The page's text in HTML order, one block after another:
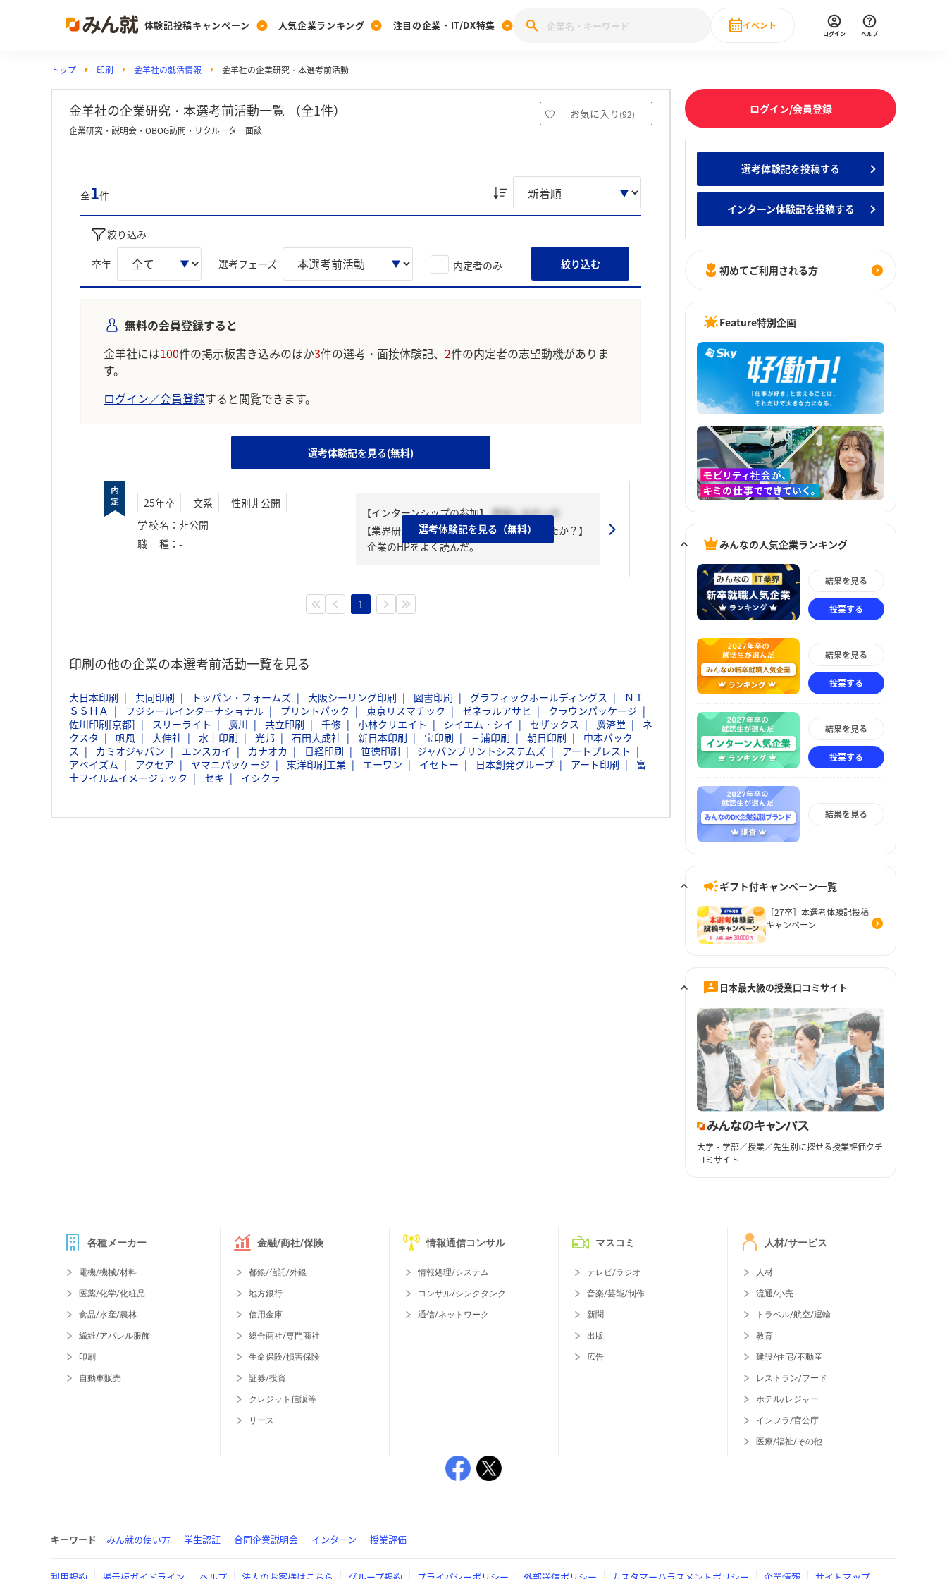
体験記投稿キャンペーン
Post
投稿する
[27卒] 本選考体験記投稿キャンペーン
人気企業ランキング
Ranking
ランキングを見る
Vote みんなの新卒就職人気企業ランキング みんなのインターン人気企業ランキ
注目の企業・IT/DX特集
PickUp
注目の企業特集
28卒 IT・DX現場社員インタビュー
イベント
直近のイベント一覧
ログイン ヘルプ
トップ 印刷 金羊社の就活情報 金羊社の企業研究・本選考前活動
金羊社の企業研究・本選考前活動一覧 （全1件） お気に入り (92)
企業研究・説明会・OBOG訪問・リクルーター面談
全1件
絞り込み
卒年 選考フェーズ 内定者のみ 絞り込む
無料の会員登録すると
金羊社には100件の掲示板書き込みのほか3件の選考・面接体験記、 2件の内定者の志望動機がありま
す。
ログイン／会員登録すると閲覧できます。
選考体験記を見る(無料)
25年卒 文系
性別非公開
学校名 ： 非公開
職種 ： -
【インターンシップの参加】 参加しなかった
【業界研究・企業研究はどんな風にしましたか？】
企業のHPをよく読んだ。
選考体験記を見る（無料）
1
印刷の他の企業の本選考前活動一覧を見る
大日本印刷 共同印刷 トッパン・フォームズ 大阪シーリング印刷 図書印刷 グラフィックホールディングス
ＮＩ
ＳＳＨＡ
フジシールインターナショナル プリントパック 東京リスマチック ゼネラルアサヒ
クラウンパッケージ
佐川印刷[京都]
スリーライト 廣川 共立印刷 千修 小林クリエイト シイエム・シイ セザックス 廣済堂
ネ
クスタ
帆風 大伸社 水上印刷 光邦 石田大成社 新日本印刷 宝印刷 三浦印刷 朝日印刷
中本パック
ス
カミオジャパン エンスカイ カナオカ 日経印刷 笹徳印刷 ジャパンプリントシステムズ
アートプレスト
アベイズム
アクセア ヤマニパッケージ 東洋印刷工業 エーワン イセトー 日本創発グループ アート印刷
富
士フイルムイメージテック
セキ イシクラ
ログイン/会員登録
選考体験記を投稿する
インターン体験記を投稿する
初めてご利用される方
Feature特別企画
みんなの人気企業ランキング
結果を見る
投票する
結果を見る
投票する
結果を見る
投票する
結果を見る
ギフト付キャンペーン一覧
［27卒］本選考体験記投稿
キャンペーン
日本最大級の授業口コミサイト
大学・学部／授業／先生別に探せる授業評価クチ
コミサイト
各種メーカー
電機/機械/材料
医薬/化学/化粧品
食品/水産/農林
繊維/アパレル服飾
印刷
自動車販売
金融/商社/保険
都銀/信託/外銀
地方銀行
信用金庫
総合商社/専門商社
生命保険/損害保険
証券/投資
クレジット信販等
リース
情報通信コンサル
情報処理/システム
コンサル/シンクタンク
通信/ネットワーク
マスコミ
テレビ/ラジオ
音楽/芸能/制作
新聞
出版
広告
人材/サービス
人材
流通/小売
トラベル/航空/運輸
教育
建設/住宅/不動産
レストラン/フード
ホテル/レジャー
インフラ/官公庁
医療/福祉/その他
キーワード みん就の使い方 学生認証 合同企業説明会 インターン 授業評価